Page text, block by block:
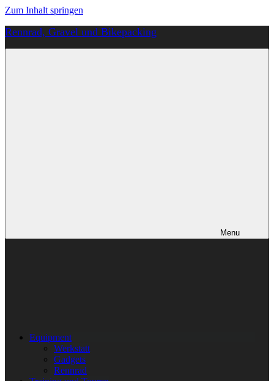
Zum Inhalt springen
Rennrad, Gravel und Bikepacking
Menu
Equipment
Werkstatt
Gadgets
Rennrad